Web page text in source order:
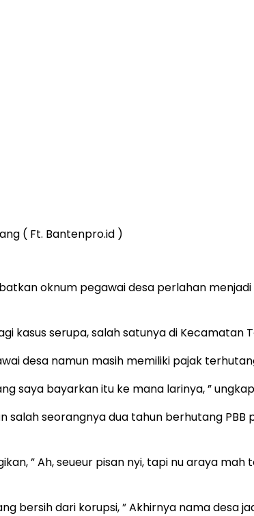
( Ft. Bantenpro.id )
oknum pegawai desa perlahan menjadi
kasus serupa, salah satunya di Kecamatan
desa namun masih memiliki pajak
saya bayarkan itu ke mana larinya, ”
seorangnya dua tahun berhutang PBB
” Ah, seueur pisan nyi, tapi nu araya mah
bersih dari korupsi, ” Akhirnya nama desa